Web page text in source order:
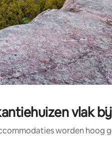
vlak
worden hoog